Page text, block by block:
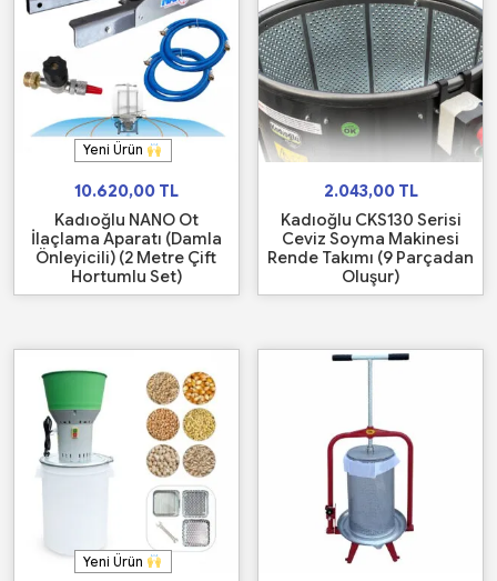
Yeni Ürün
10.620,00 TL
Kadıoğlu NANO Ot
İlaçlama Aparatı (Damla
Önleyicili) (2 Metre Çift
Hortumlu Set)
2.043,00 TL
Kadıoğlu CKS130 Serisi
Ceviz Soyma Makinesi
Rende Takımı (9 Parçadan
Oluşur)
Yeni Ürün